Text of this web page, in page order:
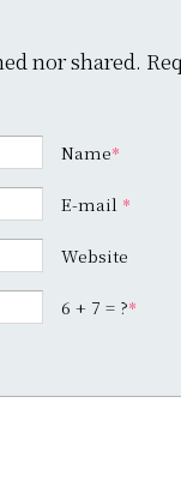
nor shared.
Name*
E-mail *
Website
6 + 7 = ?*